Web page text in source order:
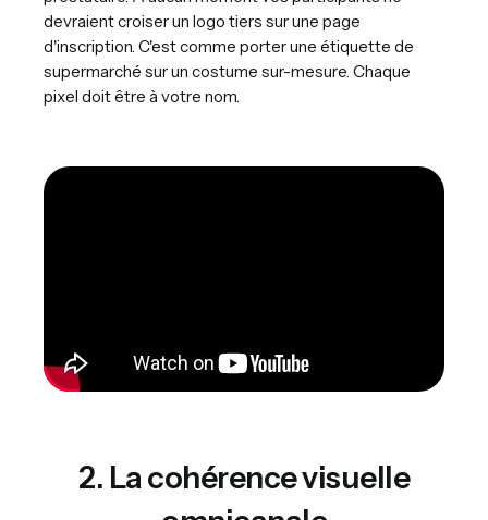
devraient croiser un logo tiers sur une page
d'inscription. C'est comme porter une étiquette de
supermarché sur un costume sur-mesure. Chaque
pixel doit être à votre nom.
2. La cohérence visuelle